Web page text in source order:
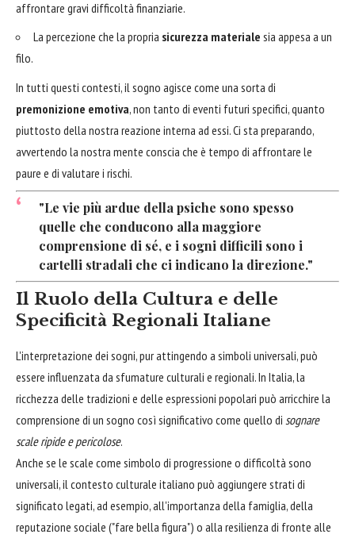
affrontare gravi difficoltà finanziarie.
La percezione che la propria sicurezza materiale sia appesa a un
filo.
In tutti questi contesti, il sogno agisce come una sorta di
premonizione emotiva, non tanto di eventi futuri specifici, quanto
piuttosto della nostra reazione interna ad essi. Ci sta preparando,
avvertendo la nostra mente conscia che è tempo di affrontare le
paure e di valutare i rischi.
"Le vie più ardue della psiche sono spesso
quelle che conducono alla maggiore
comprensione di sé, e i sogni difficili sono i
cartelli stradali che ci indicano la direzione."
Il Ruolo della Cultura e delle
Specificità Regionali Italiane
L'interpretazione dei sogni, pur attingendo a simboli universali, può
essere influenzata da sfumature culturali e regionali. In Italia, la
ricchezza delle tradizioni e delle espressioni popolari può arricchire la
comprensione di un sogno così significativo come quello di sognare
scale ripide e pericolose.
Anche se le scale come simbolo di progressione o difficoltà sono
universali, il contesto culturale italiano può aggiungere strati di
significato legati, ad esempio, all'importanza della famiglia, della
reputazione sociale ("fare bella figura") o alla resilienza di fronte alle